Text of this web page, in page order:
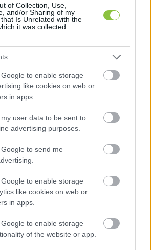
of Collection, Use,
and/or Sharing of my
Is Unrelated with the
it was collected.
to enable storage
like cookies on web or
in apps.
user data to be sent to
advertising purposes.
to send me
to enable storage
like cookies on web or
in apps.
to enable storage
of the website or app.
kiszáradástól
óta zajlik a